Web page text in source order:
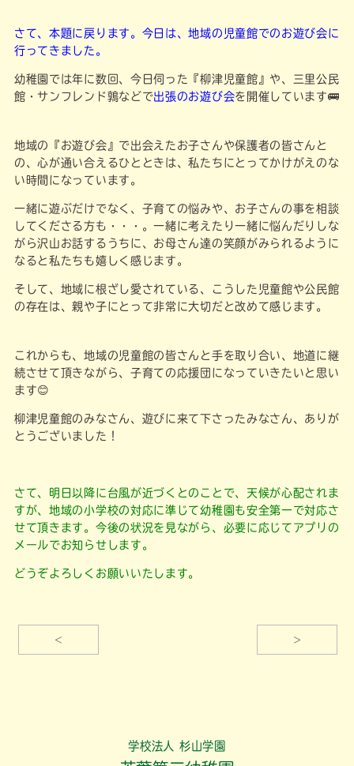
さて、本題に戻ります。今日は、地域の児童館でのお遊び会に
行ってきました。
幼稚園では年に数回、今日伺った『柳津児童館』や、三里公民
館・サンフレンド鶉などで出張のお遊び会を開催しています🚌
地域の『お遊び会』で出会えたお子さんや保護者の皆さんと
の、心が通い合えるひとときは、私たちにとってかけがえのな
い時間になっています。
一緒に遊ぶだけでなく、子育ての悩みや、お子さんの事を相談
してくださる方も・・・。一緒に考えたり一緒に悩んだりしな
がら沢山お話するうちに、お母さん達の笑顔がみられるように
なると私たちも嬉しく感じます。
そして、地域に根ざし愛されている、こうした児童館や公民館
の存在は、親や子にとって非常に大切だと改めて感じます。
これからも、地域の児童館の皆さんと手を取り合い、地道に継
続させて頂きながら、子育ての応援団になっていきたいと思い
ます😊
柳津児童館のみなさん、遊びに来て下さったみなさん、ありが
とうございました！
さて、明日以降に台風が近づくとのことで、天候が心配されま
すが、地域の小学校の対応に準じて幼稚園も安全第一で対応さ
せて頂きます。今後の状況を見ながら、必要に応じてアプリの
メールでお知らせします。
どうぞよろしくお願いいたします。
< >
学校法人 杉山学園